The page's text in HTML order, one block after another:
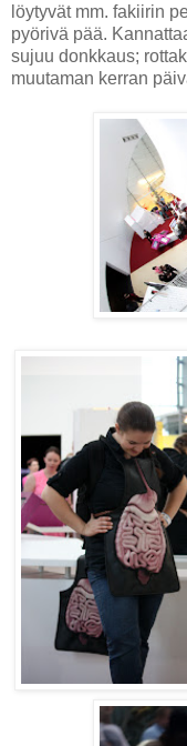
löytyvät mm. fakiirin
pyörivä pää.
sujuu donkkaus;
muutaman kerran